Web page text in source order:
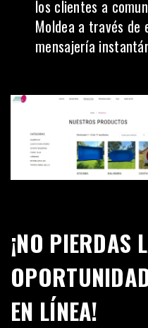
los clientes a
Moldea a través
mensajería
¡NO PIERDAS
EN LÍNEA!